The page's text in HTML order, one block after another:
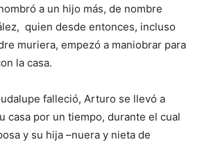
a un hijo más, de nombre
quien desde entonces, incluso
muriera, empezó a maniobrar para
la casa.
falleció, Arturo se llevó a
casa por un tiempo, durante el cual
y su hija –nuera y nieta de